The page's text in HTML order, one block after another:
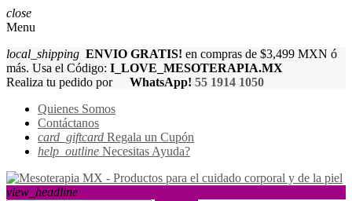
close
Menu
local_shipping ENVIO GRATIS! en compras de $3,499 MXN ó
más. Usa el Código: I_LOVE_MESOTERAPIA.MX
Realiza tu pedido por
WhatsApp! 55 1914 1050
Quienes Somos
Contáctanos
card_giftcard Regala un Cupón
help_outline Necesitas Ayuda?
view_headline